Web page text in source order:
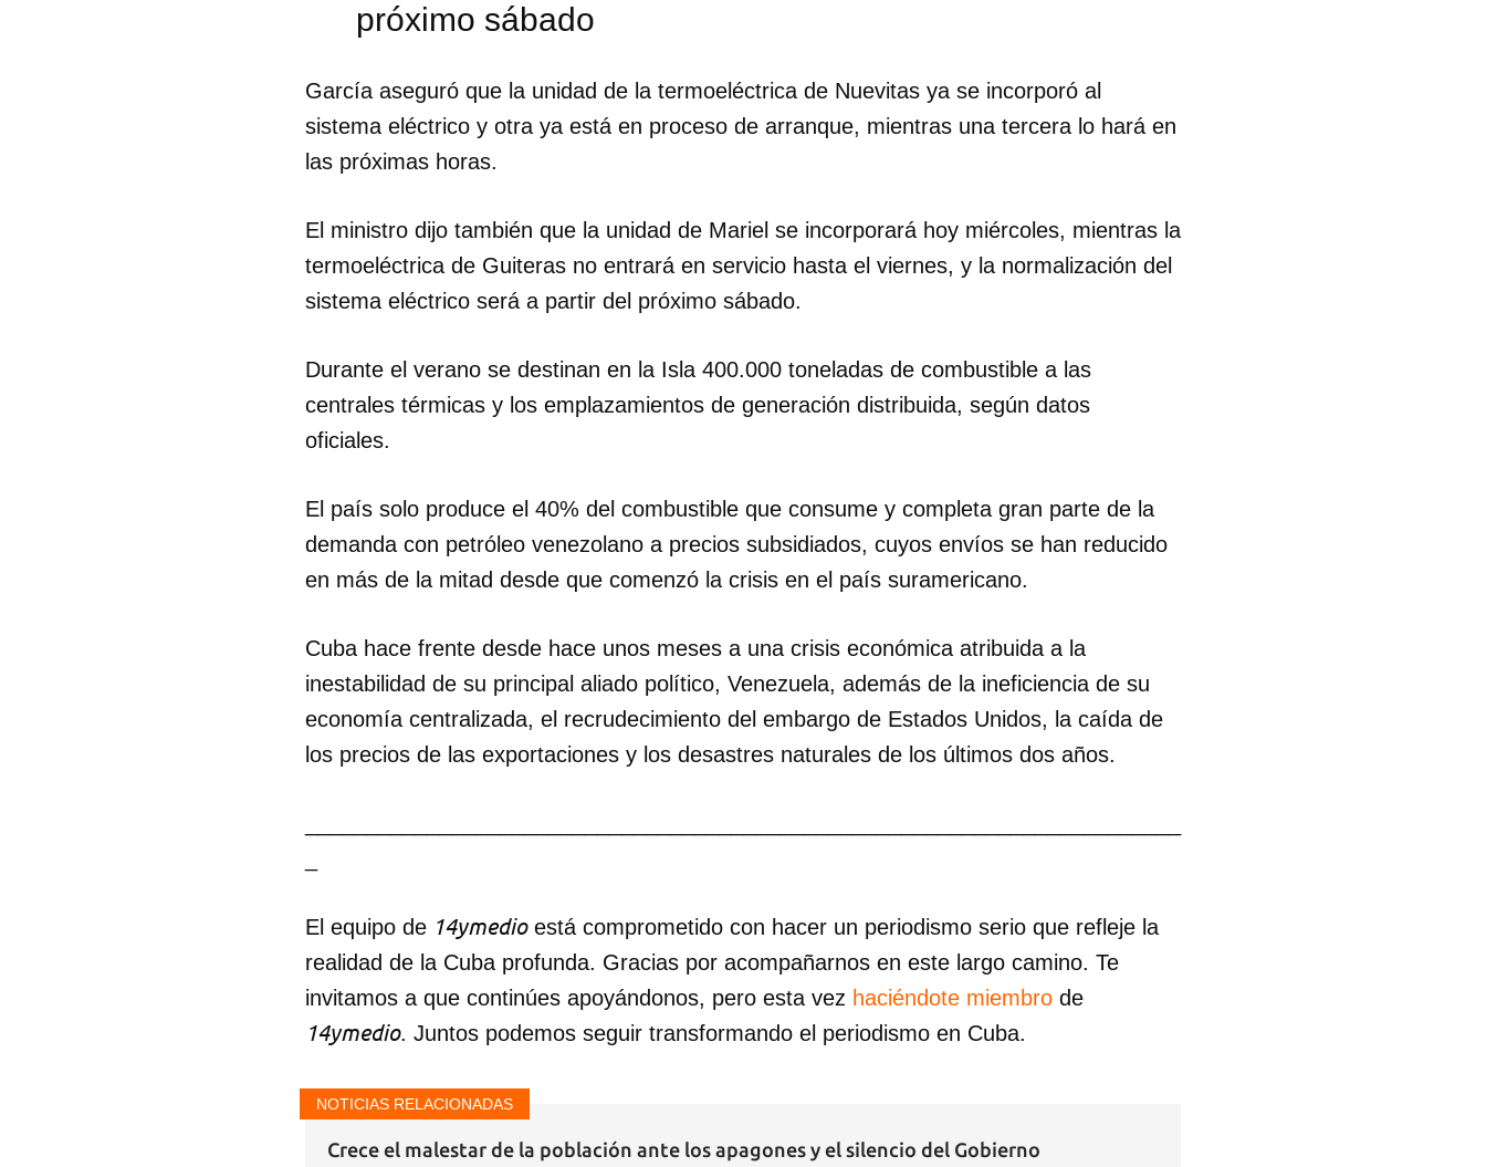
Guardar como favorito
Para poder guardar como favorito, primero has de iniciar sesión con tu
cuenta de 14ymedio.
INICIAR SESIÓN CANCELAR
próximo sábado
García aseguró que la unidad de la termoeléctrica de Nuevitas ya se incorporó al
sistema eléctrico y otra ya está en proceso de arranque, mientras una tercera lo hará en
las próximas horas.
El ministro dijo también que la unidad de Mariel se incorporará hoy miércoles, mientras la
termoeléctrica de Guiteras no entrará en servicio hasta el viernes, y la normalización del
sistema eléctrico será a partir del próximo sábado.
Durante el verano se destinan en la Isla 400.000 toneladas de combustible a las
centrales térmicas y los emplazamientos de generación distribuida, según datos
oficiales.
El país solo produce el 40% del combustible que consume y completa gran parte de la
demanda con petróleo venezolano a precios subsidiados, cuyos envíos se han reducido
en más de la mitad desde que comenzó la crisis en el país suramericano.
Cuba hace frente desde hace unos meses a una crisis económica atribuida a la
inestabilidad de su principal aliado político, Venezuela, además de la ineficiencia de su
economía centralizada, el recrudecimiento del embargo de Estados Unidos, la caída de
los precios de las exportaciones y los desastres naturales de los últimos dos años.
El equipo de 14ymedioestá comprometido con hacer un periodismo serio que refleje la
realidad de la Cuba profunda. Gracias por acompañarnos en este largo camino. Te
invitamos a que continúes apoyándonos, pero esta vez haciéndote miembro de
14ymedio. Juntos podemos seguir transformando el periodismo en Cuba.
NOTICIAS RELACIONADAS
Crece el malestar de la población ante los apagones y el silencio del Gobierno